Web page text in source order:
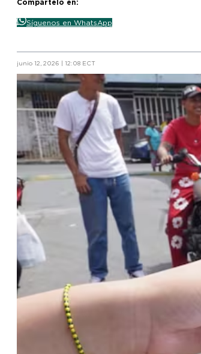
Compártelo en:
Síguenos en WhatsApp
junio 12, 2026 | 12:08 ECT